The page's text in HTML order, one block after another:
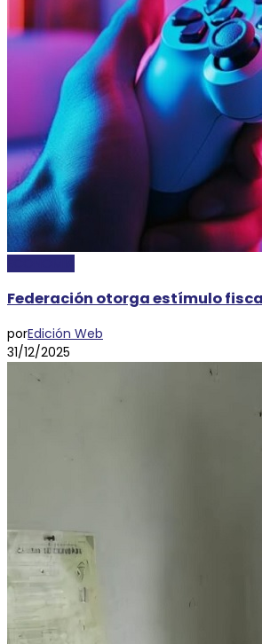
Federación otorga estímulo
porEdición Web
31/12/2025